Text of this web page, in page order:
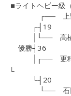
■ライトヘビー級
┌── 上野 勇
┌┤19
│└── 高橋 正
優勝┤36
│┌── 更科 堅
L
└┤20
└── 石田 紀